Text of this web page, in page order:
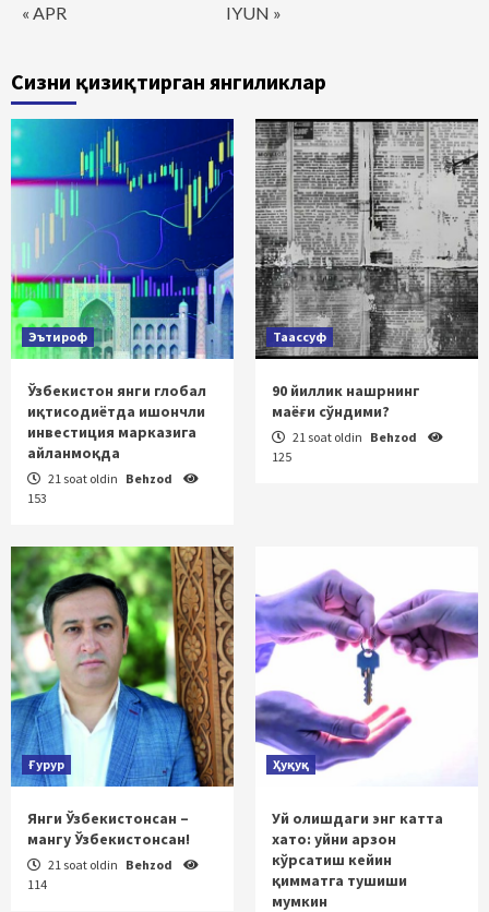
« APR IYUN »
Сизни қизиқтирган янгиликлар
Эътироф
Ўзбекистон янги глобал
иқтисодиётда ишончли
инвестиция марказига
айланмоқда
21 soat oldin Behzod
153
Таассуф
90 йиллик нашрнинг
маёғи сўндими?
21 soat oldin Behzod
125
Ғурур
Янги Ўзбекистонсан –
мангу Ўзбекистонсан!
21 soat oldin Behzod
114
Ҳуқуқ
Уй олишдаги энг катта
хато: уйни арзон
кўрсатиш кейин
қимматга тушиши
мумкин